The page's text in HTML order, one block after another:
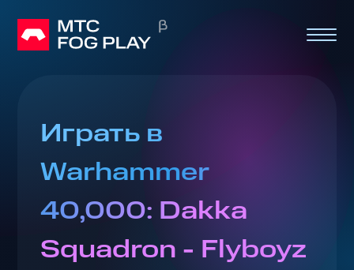
Играть в
Warhammer
40,000: Dakka
Squadron - Flyboyz